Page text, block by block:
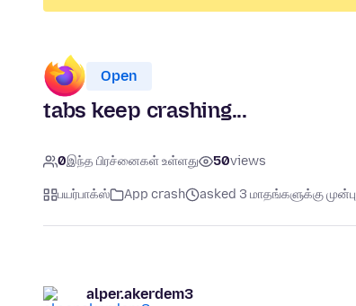
Open
tabs keep crashing...
0இந்த பிரச்னைகள் உள்ளது 50views
பயர்பாக்ஸ் App crash asked 3 மாதங்களுக்கு முன்பு
alper.akerdem3